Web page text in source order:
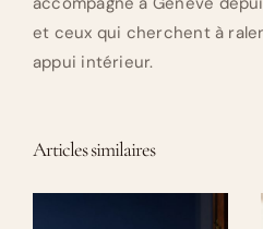
et ceux qui cherchent à
appui intérieur.
Articles similaires